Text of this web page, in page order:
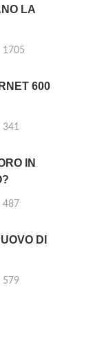
LA
1705
600
341
IN
487
DI
579